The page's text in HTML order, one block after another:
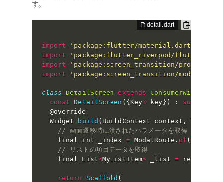
す。
import 'package:flutter/material.dart'
import
'package:flutter_riverpod/
import
'package:screen_transition/
import
'package:screen_transition/model/
class DetailScreen extends ConsumerWidget
const
DetailScreen ( { Key? key } ) : super
  @override
  Widget
build ( BuildContext context ,
// 画面遷移時に渡されたパラメータを取得
    final int _index
= ModalRoute . of (
// リストの項目データを取得
    final List
<MyListItem> _list = ref
return Scaffold (